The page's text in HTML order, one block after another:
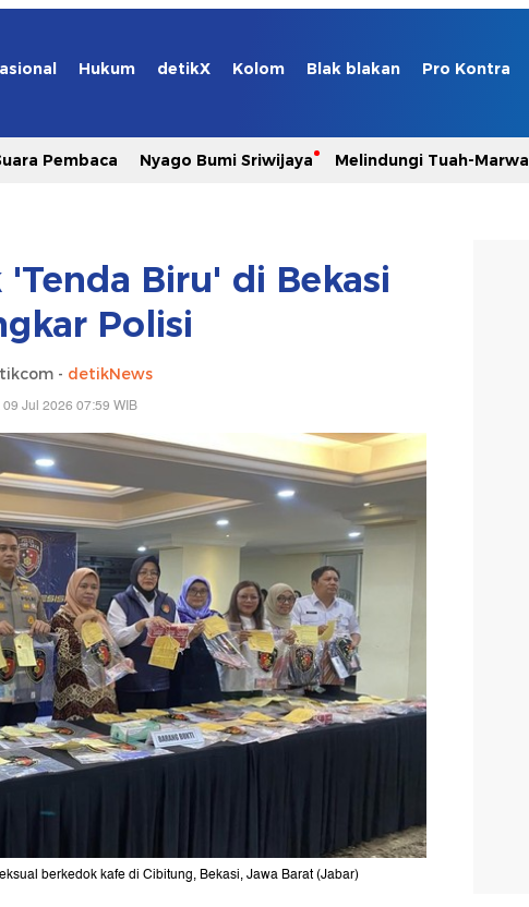
Hukum detikX Kolom Blak blakan Pro Kontra
Pembaca Nyago Bumi Sriwijaya Melindungi Tuah-
Biru' di Bekasi
Polisi
- detikNews
09 Jul 2026 07:59 WIB
berkedok kafe di Cibitung, Bekasi, Jawa Barat (Jabar)